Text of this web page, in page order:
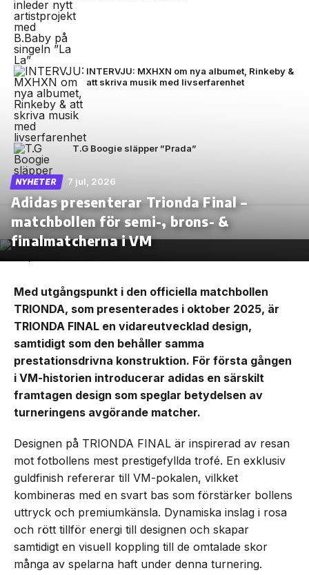
INTERVJU: MXHXN om nya albumet, Rinkeby &
att skriva musik med livserfarenhet
T.G Boogie släpper ”Prada”
NYHETER 7 jul, 2026
Adidas presenterar Trionda Final –
matchbollen för semi-, brons- &
finalmatcherna i VM
Med utgångspunkt i den officiella matchbollen
TRIONDA, som presenterades i oktober 2025, är
TRIONDA FINAL en vidareutvecklad design,
samtidigt som den behåller samma
prestationsdrivna konstruktion. För första gången
i VM-historien introducerar adidas en särskilt
framtagen design som speglar betydelsen av
turneringens avgörande matcher.
Designen på TRIONDA FINAL är inspirerad av resan
mot fotbollens mest prestigefyllda trofé. En exklusiv
guldfinish refererar till VM-pokalen, vilkket
kombineras med en svart bas som förstärker bollens
uttryck och premiumkänsla. Dynamiska inslag i rosa
och rött tillför energi till designen och skapar
samtidigt en visuell koppling till de omtalade skor
många av spelarna haft under denna turnering.